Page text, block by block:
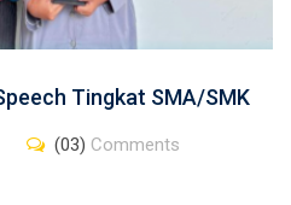
Tingkat SMA/SMK
(03) Comments